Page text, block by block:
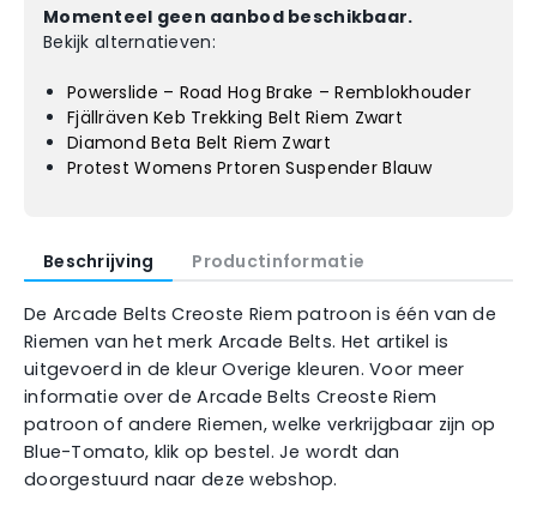
Momenteel geen aanbod beschikbaar.
Bekijk alternatieven:
Powerslide – Road Hog Brake – Remblokhouder
Fjällräven Keb Trekking Belt Riem Zwart
Diamond Beta Belt Riem Zwart
Protest Womens Prtoren Suspender Blauw
Beschrijving Productinformatie
De Arcade Belts Creoste Riem patroon is één van de
Riemen van het merk Arcade Belts. Het artikel is
uitgevoerd in de kleur Overige kleuren. Voor meer
informatie over de Arcade Belts Creoste Riem
patroon of andere Riemen, welke verkrijgbaar zijn op
Blue-Tomato, klik op bestel. Je wordt dan
doorgestuurd naar deze webshop.